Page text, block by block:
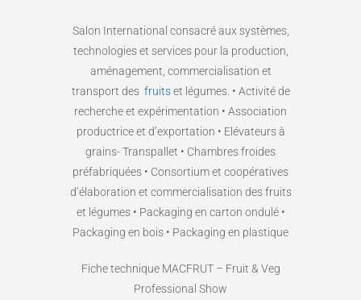
Salon International consacré aux systèmes,
technologies et services pour la production,
aménagement, commercialisation et
transport des fruitset légumes. • Activité de
recherche et expérimentation • Association
productrice et d’exportation • Elévateurs à
grains- Transpallet • Chambres froides
préfabriquées • Consortium et coopératives
d’élaboration et commercialisation des fruits
et légumes • Packaging en carton ondulé •
Packaging en bois • Packaging en plastique
Fiche technique MACFRUT – Fruit & Veg
Professional Show